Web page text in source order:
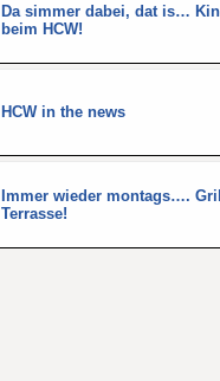
Da simmer dabei, dat is…
beim HCW!
HCW in the news
Immer wieder montags….
Terrasse!